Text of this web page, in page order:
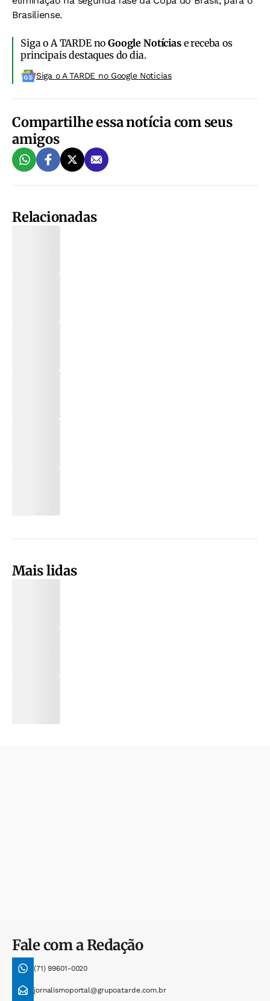
Brasiliense.
Siga o A TARDE noGoogle Notíciase receba os
principais destaques do dia.
Siga o A TARDE no Google Noticias
Compartilhe essa notícia com seus
amigos
Relacionadas
Mais lidas
Fale com a Redação
(71) 99601-0020
jornalismoportal@grupoatarde.com.br